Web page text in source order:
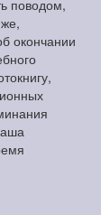
поводом,
окончании